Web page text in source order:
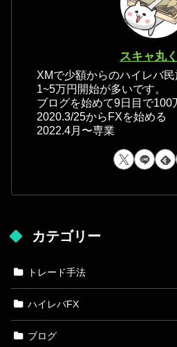
スキャ丸
XMで少額からのハイレバ民
1~5万円開始が多いです。
ブログを始めて9日目で100
2020.3/25からFXを始める
2022.4月〜専業
カテゴリー
トレード手法
ハイレバFX
ブログ